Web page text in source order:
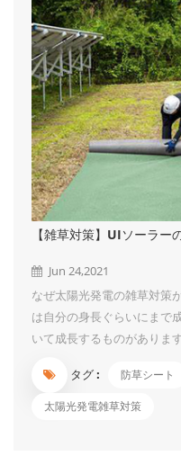
【雑草対策】UIソーラー
Jun 24,2021
なぜ太陽光発電の雑草対
は自分の身長ぐらいにまで
いて成長するものがあり
います。 そうなってしま
たらなくなってしまうこと
タグ : 防草シート
太陽光発電雑草対策